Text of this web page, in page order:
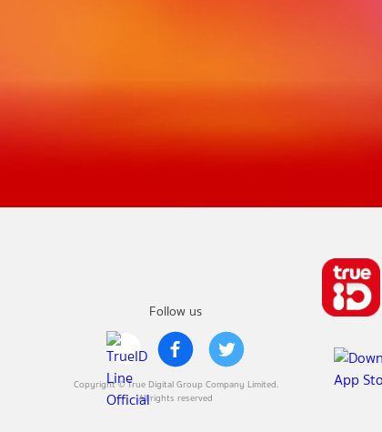
Follow us
Copyright © True Digital Group Company Limited.
All rights reserved